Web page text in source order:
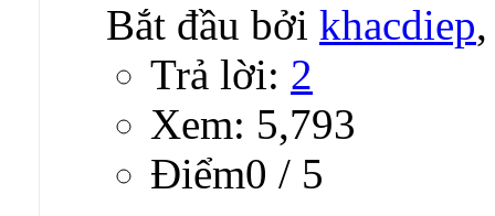
Bắt đầu bởi khacdiep
Trả lời: 2
Xem: 5,793
Ðiểm0 / 5